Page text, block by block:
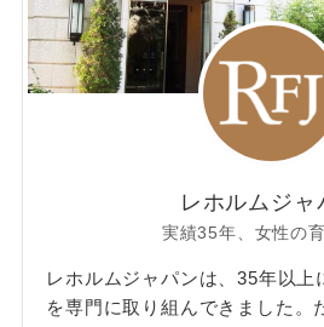
レホルムジャ
実績35年、女性の
レホルムジャパンは、35年以上
を専門に取り組んできました。